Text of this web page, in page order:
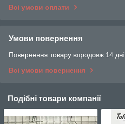
Всі умови оплати
Умови повернення
Повернення товару впродовж 14
Всі умови повернення
Подібні товари компанії